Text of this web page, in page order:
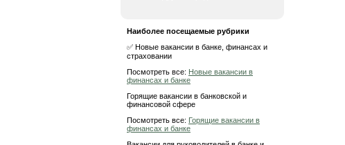
Наиболее посещаемые рубрики
✅ Новые вакансии в банке, финансах и
страховании
Посмотреть все: Новые вакансии в
финансах и банке
Горящие вакансии в банковской и
финансовой сфере
Посмотреть все: Горящие вакансии в
финансах и банке